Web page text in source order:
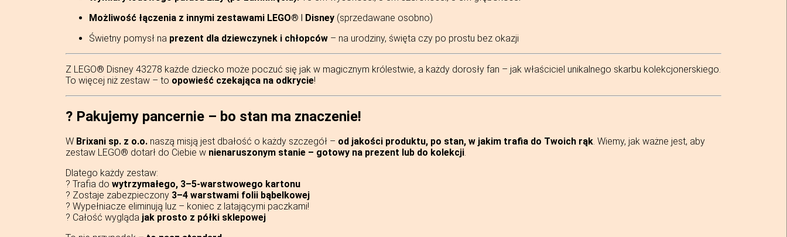
Możliwość łączenia z innymi zestawami LEGO® ǀ Disney (sprzedawane osobno)
Świetny pomysł na prezent dla dziewczynek i chłopców – na urodziny, święta czy po prostu bez okazji
Z LEGO® Disney 43278 każde dziecko może poczuć się jak w magicznym królestwie, a każdy dorosły fan – jak właściciel unikalnego skarbu kolekcjonerskiego.
To więcej niż zestaw – to opowieść czekająca na odkrycie!
?️ Pakujemy pancernie – bo stan ma znaczenie!
W Brixani sp. z o.o. naszą misją jest dbałość o każdy szczegół – od jakości produktu, po stan, w jakim trafia do Twoich rąk. Wiemy, jak ważne jest, aby
zestaw LEGO® dotarł do Ciebie w nienaruszonym stanie – gotowy na prezent lub do kolekcji.
Dlatego każdy zestaw:
? Trafia do wytrzymałego, 3–5-warstwowego kartonu
? Zostaje zabezpieczony 3–4 warstwami folii bąbelkowej
? Wypełniacze eliminują luz – koniec z latającymi paczkami!
? Całość wygląda jak prosto z półki sklepowej